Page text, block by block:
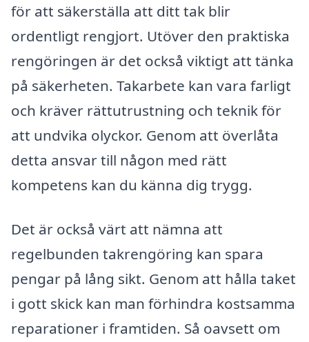
för att säkerställa att ditt tak blir
ordentligt rengjort. Utöver den praktiska
rengöringen är det också viktigt att tänka
på säkerheten. Takarbete kan vara farligt
och kräver rättutrustning och teknik för
att undvika olyckor. Genom att överlåta
detta ansvar till någon med rätt
kompetens kan du känna dig trygg.
Det är också värt att nämna att
regelbunden takrengöring kan spara
pengar på lång sikt. Genom att hålla taket
i gott skick kan man förhindra kostsamma
reparationer i framtiden. Så oavsett om